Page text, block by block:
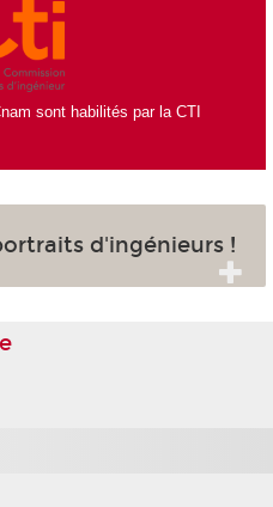
sont habilités par la CTI
d'ingénieurs !